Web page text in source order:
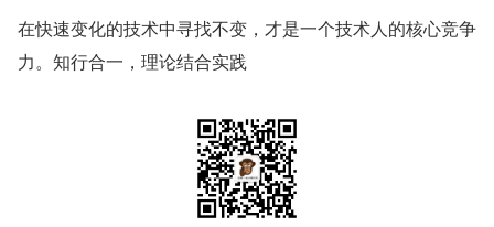
在快速变化的技术中寻找不变，才是一个技术人的核心竞争
力。知行合一，理论结合实践